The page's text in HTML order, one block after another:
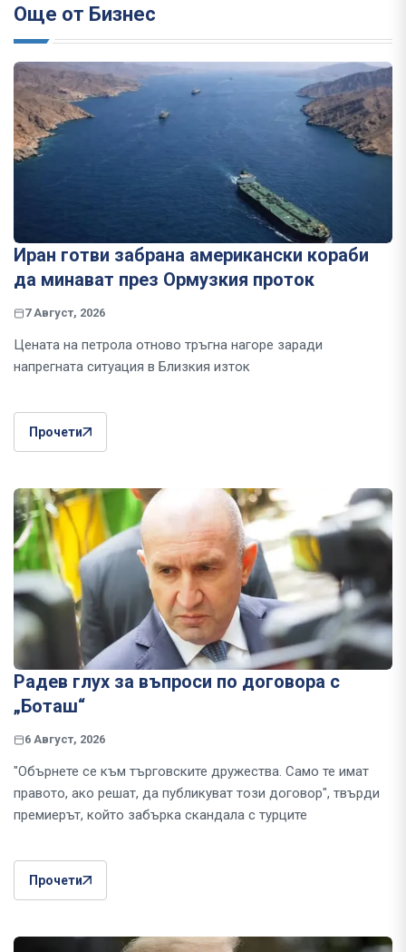
Още от Бизнес
Иран готви забрана американски кораби
да минават през Ормузкия проток
7 Август, 2026
Цената на петрола отново тръгна нагоре заради
напрегната ситуация в Близкия изток
Прочети
Радев глух за въпроси по договора с
„Боташ“
6 Август, 2026
"Обърнете се към търговските дружества. Само те имат
правото, ако решат, да публикуват този договор", твърди
премиерът, който забърка скандала с турците
Прочети